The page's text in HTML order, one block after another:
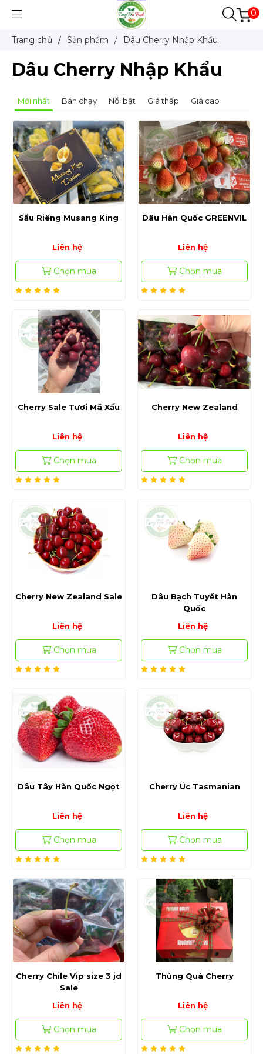
0
Trang chủ / Sản phẩm / Dâu Cherry Nhập Khẩu
Dâu Cherry Nhập Khẩu
Mới nhất Bán chạy Nổi bật Giá thấp Giá cao
Sầu Riêng Musang King
Liên hệ
Chọn mua
Dâu Hàn Quốc GREENVIL
Liên hệ
Chọn mua
Cherry Sale Tươi Mã Xấu
Liên hệ
Chọn mua
Cherry New Zealand
Liên hệ
Chọn mua
Cherry New Zealand Sale
Liên hệ
Chọn mua
Dâu Bạch Tuyết Hàn
Quốc
Liên hệ
Chọn mua
Dâu Tây Hàn Quốc Ngọt
Liên hệ
Chọn mua
Cherry Úc Tasmanian
Liên hệ
Chọn mua
Cherry Chile Vip size 3 jd
Sale
Liên hệ
Chọn mua
Thùng Quà Cherry
Liên hệ
Chọn mua